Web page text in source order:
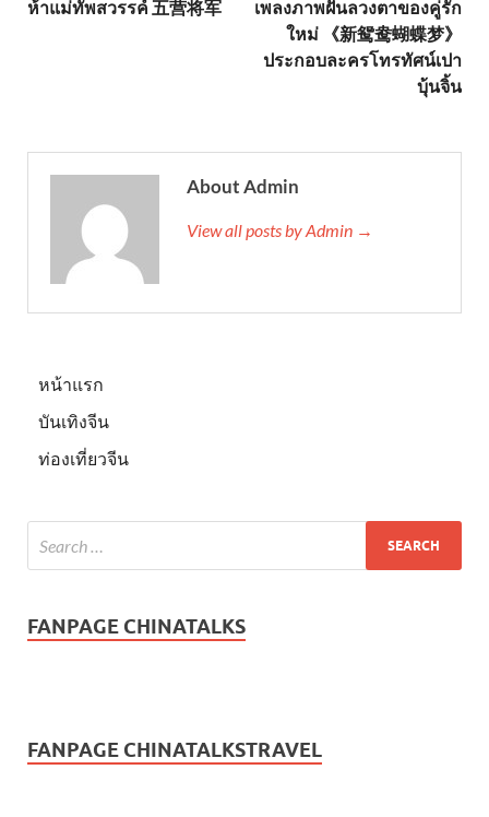
ห้าแม่ทัพสวรรค์ 五营将军
เพลงภาพฝันลวงตาของคู่รัก
ใหม่ 《新鸳鸯蝴蝶梦》
ประกอบละครโทรทัศน์เปา
บุ้นจิ้น
About Admin
View all posts by Admin →
หน้าแรก
บันเทิงจีน
ท่องเที่ยวจีน
FANPAGE CHINATALKS
FANPAGE CHINATALKSTRAVEL